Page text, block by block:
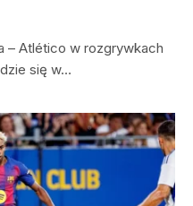
– Atlético w rozgrywkach
się w…